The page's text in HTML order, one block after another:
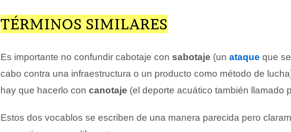
TÉRMINOS SIMILARES
Es importante no confundir cabotaje con sabotaje (un ataque que
cabo contra una infraestructura o un producto como método de
hay que hacerlo con canotaje (el deporte acuático también llamado
Estos dos vocablos se escriben de una manera parecida pero